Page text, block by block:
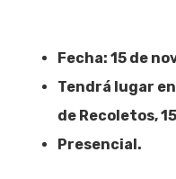
Fecha: 15 de
Tendrá lugar
de Recoletos,
Presencial.